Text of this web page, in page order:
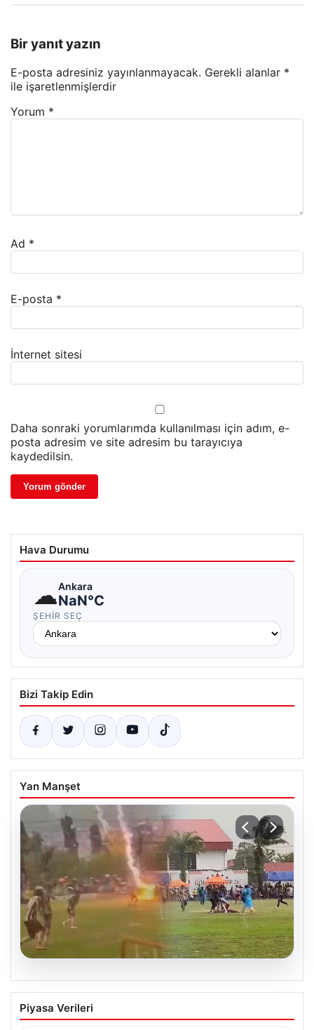
Bir yanıt yazın
E-posta adresiniz yayınlanmayacak. Gerekli alanlar *
ile işaretlenmişlerdir
Yorum *
Ad *
E-posta *
İnternet sitesi
Daha sonraki yorumlarımda kullanılması için adım, e-
posta adresim ve site adresim bu tarayıcıya
kaydedilsin.
Hava Durumu
☁Ankara
NaN°C
ŞEHIR SEÇ
Bizi Takip Edin
Yan Manşet
Olmaz denen oldu! Maç sırasında
yıldırım çarptı: O futbolcu hayatını
Piyasa Verileri